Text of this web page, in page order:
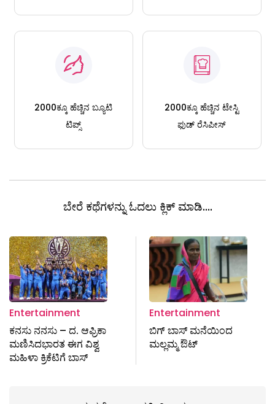
2000ಕ್ಕೂ ಹೆಚ್ಚಿನ ಬ್ಯೂಟಿ
ಟಿಪ್ಸ್
2000ಕ್ಕೂ ಹೆಚ್ಚಿನ ಟೇಸ್ಟಿ
ಫುಡ್ ರೆಸಿಪೀಸ್
ಬೇರೆ ಕಥೆಗಳನ್ನು ಓದಲು ಕ್ಲಿಕ್ ಮಾಡಿ....
Entertainment
ಕನಸು ನನಸು – ದ. ಆಫ್ರಿಕಾ
ಮಣಿಸಿದಭಾರತ ಈಗ ವಿಶ್ವ
ಮಹಿಳಾ ಕ್ರಿಕೆಟಿಗೆ ಬಾಸ್‌
Entertainment
ಬಿಗ್‌ ಬಾಸ್‌ ಮನೆಯಿಂದ
ಮಲ್ಲಮ್ಮ ಔಟ್‌